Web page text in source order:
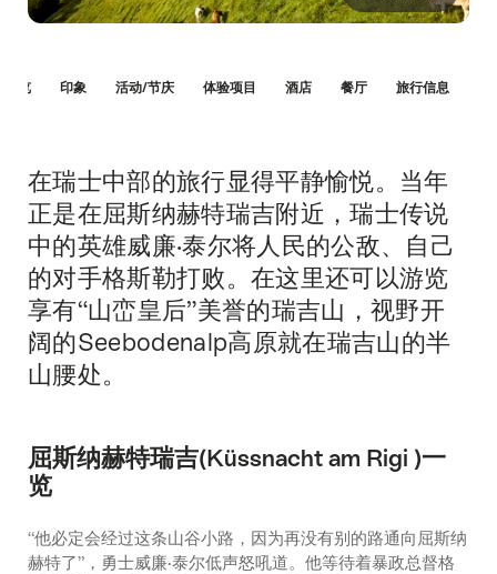
一览 印象 活动/节庆 体验项目 酒店 餐厅 旅行信息
简
介
在瑞士中部的旅行显得平静愉悦。当年
正是在屈斯纳赫特瑞吉附近，瑞士传说
中的英雄威廉·泰尔将人民的公敌、自己
的对手格斯勒打败。在这里还可以游览
享有“山峦皇后”美誉的瑞吉山，视野开
阔的Seebodenalp高原就在瑞吉山的半
山腰处。
屈斯纳赫特瑞吉(Küssnacht am Rigi )一
览
“他必定会经过这条山谷小路，因为再没有别的路通向屈斯纳
赫特了”，勇士威廉·泰尔低声怒吼道。他等待着暴政总督格